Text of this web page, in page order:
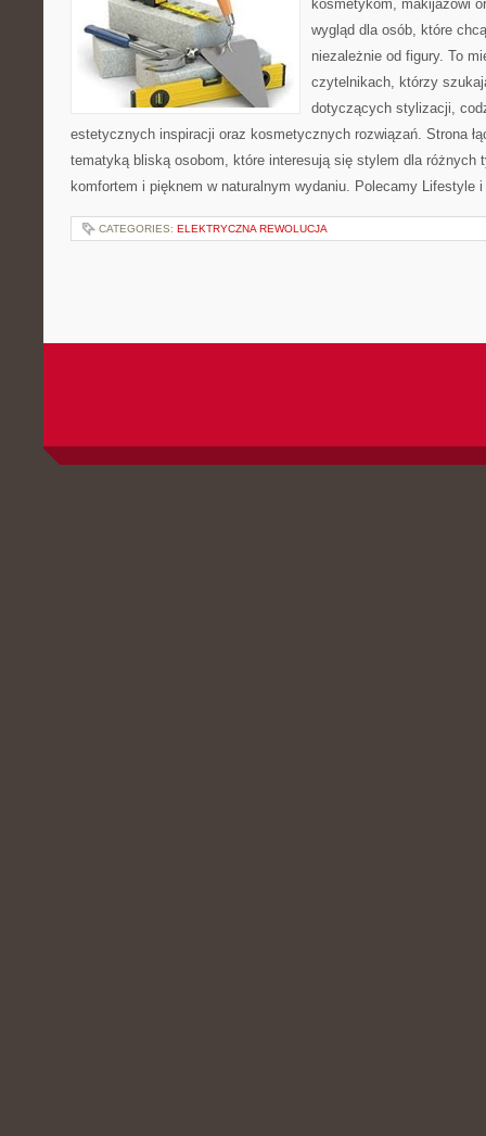
kosmetykom, makijażowi
wygląd dla osób, które
niezależnie od figury. To
czytelnikach, którzy
dotyczących stylizacji,
estetycznych inspiracji oraz kosmetycznych rozwiązań. Strona
tematyką bliską osobom, które interesują się stylem dla różnych
komfortem i pięknem w naturalnym wydaniu. Polecamy Lifestyle
CATEGORIES: ELEKTRYCZNA REWOLUCJA